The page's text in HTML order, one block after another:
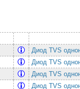
Диод TVS
Диод TVS
Диод TVS
Диод TVS